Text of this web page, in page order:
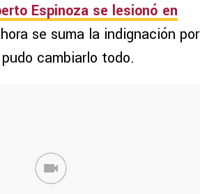
Espinoza se lesionó en
se suma la indignación por
cambiarlo todo.